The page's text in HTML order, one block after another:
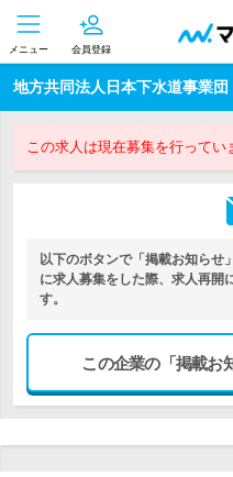
メニュー 会員登録
地方共同法人日本下水道事業団
この求人は現在募集を行ってい
以下のボタンで「掲載お知らせ
に求人募集をした際、求人再開
す。
この企業の「掲載お